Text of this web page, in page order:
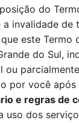
do
invalidade de
este Termo
do Sul,
ou
por você
e regras de
uso dos